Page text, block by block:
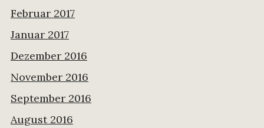
Februar 2017
Januar 2017
Dezember 2016
November 2016
September 2016
August 2016